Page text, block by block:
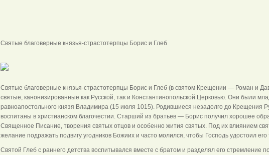
Святые благоверные князья-страстотерпцы Борис и Глеб
Святые благоверные князья-страстотерпцы Борис и Глеб (в святом Крещении — Роман и
святые, канонизированные как Русской, так и Константинопольской Церковью. Они были
равноапостольного князя Владимира (15 июля 1015). Родившиеся незадолго до Крещения
воспитаны в христианском благочестии. Старший из братьев — Борис получил хорошее
Священное Писание, творения святых отцов и особенно жития святых. Под их влиянием
желание подражать подвигу угодников Божиих и часто молился, чтобы Господь удостоил его
Святой Глеб с раннего детства воспитывался вместе с братом и разделял его стремление